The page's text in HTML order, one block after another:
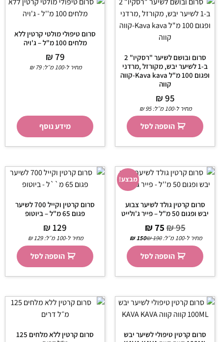
סרום ובושם לשיער "רסקיו" 2
ב-1 לשיער יבש, מקורזל ,מרדני
ופגום 100 מ"ל Kava kava-קווה
קווה
₪95
מחיר ל-100 מ״ל: ₪95
הוספה לסל
סרום טיפולי מולטי קרטין ללא
מלחים 100 מ"ל – ג'ויה
₪79
מחיר ל-100 מ״ל: ₪79
מידע נוסף
מבצע!
סרום קרטין גולד לשיער צבוע
יבש ופגום 50 מ"ל – פייר ג'ולייט
₪95
₪75
מחיר ל-100 מ״ל: ₪190
₪150
הוספה לסל
סרום קרטין וקייל 700 לשיער
פגום 65 מ"ל – ביוטופ
₪129
מחיר ל-100 מ״ל: ₪129
הוספה לסל
סרום קרטין טיפולי לשיער יבש
סרום קרטין ללא מלחים 125